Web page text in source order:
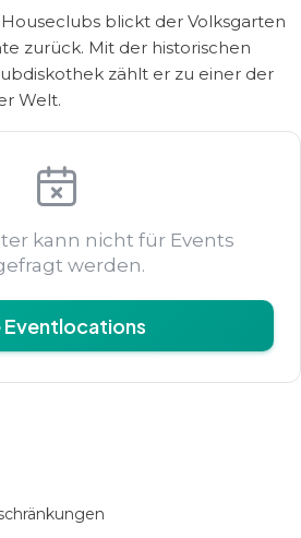
blickt der Volksgarten
zurück. Mit der historischen
zählt er zu einer der
Welt.
kann nicht für Events
werden.
Eventlocations